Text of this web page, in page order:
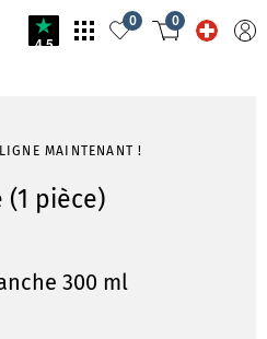
4.5
0 0
MAINTENANT !
(1 pièce)
300 ml